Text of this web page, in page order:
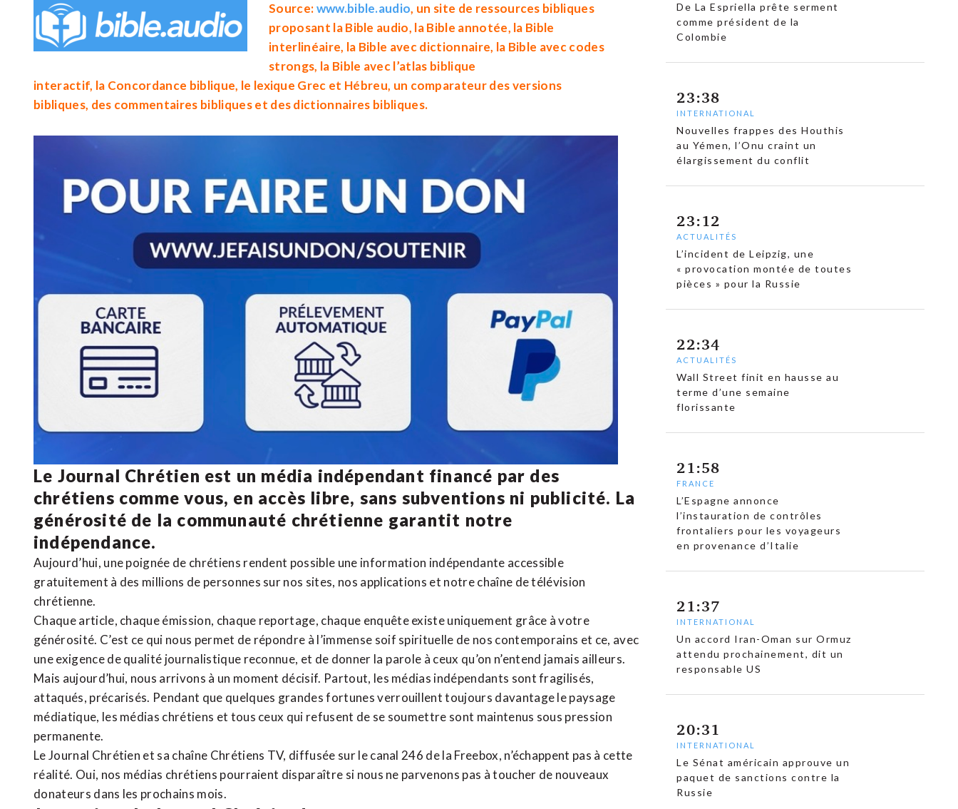
Source:www.bible.audio, un site de ressources bibliques
proposant laBible audio, laBible annotée, la Bible
interlinéaire, la Bible avec dictionnaire, la Bible avec codes
strongs, la Bible avec l’atlas biblique
interactif, la Concordance biblique, le lexique Grec et Hébreu, un comparateur des versions
bibliques, des commentaires bibliqueset desdictionnaires bibliques.
Le Journal Chrétien est un média indépendant financé par des
chrétiens comme vous, en accès libre, sans subventions ni publicité. La
générosité de la communauté chrétienne garantit notre
indépendance.
Aujourd’hui, une poignée de chrétiens rendent possible une information indépendante accessible
gratuitement à des millions de personnes sur nos sites, nos applications et notrechaîne de télévision
chrétienne.
Chaque article, chaque émission, chaque reportage, chaque enquête existe uniquement grâce à votre
générosité. C’est ce qui nous permet de répondre à l’immense soif spirituelle de nos contemporains et ce, avec
une exigence de qualité journalistique reconnue, et de donner la parole à ceux qu’on n’entend jamais ailleurs.
Mais aujourd’hui, nous arrivons à un moment décisif. Partout, les médias indépendants sont fragilisés,
attaqués, précarisés. Pendant que quelques grandes fortunes verrouillent toujours davantage le paysage
médiatique, les médias chrétiens et tous ceux qui refusent de se soumettre sont maintenus sous pression
permanente.
Le Journal Chrétien et sa chaîne Chrétiens TV, diffusée sur le canal 246 de la Freebox, n’échappent pas à cette
réalité. Oui, nos médias chrétiens pourraient disparaître si nous ne parvenons pas à toucher de nouveaux
donateurs dans les prochains mois.
De La Espriella prête serment
comme président de la
Colombie
23:38
INTERNATIONAL
Nouvelles frappes des Houthis
au Yémen, l’Onu craint un
élargissement du conflit
23:12
ACTUALITÉS
L’incident de Leipzig, une
« provocation montée de toutes
pièces » pour la Russie
22:34
ACTUALITÉS
Wall Street finit en hausse au
terme d’une semaine
florissante
21:58
FRANCE
L’Espagne annonce
l’instauration de contrôles
frontaliers pour les voyageurs
en provenance d’Italie
21:37
INTERNATIONAL
Un accord Iran-Oman sur Ormuz
attendu prochainement, dit un
responsable US
20:31
INTERNATIONAL
Le Sénat américain approuve un
paquet de sanctions contre la
Russie